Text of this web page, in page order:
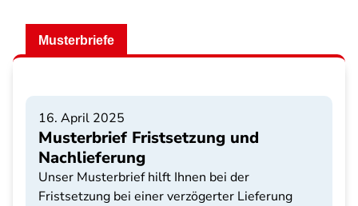
Musterbriefe
16. April 2025
Musterbrief Fristsetzung und
Nachlieferung
Unser Musterbrief hilft Ihnen bei der
Fristsetzung bei einer verzögerter Lieferung